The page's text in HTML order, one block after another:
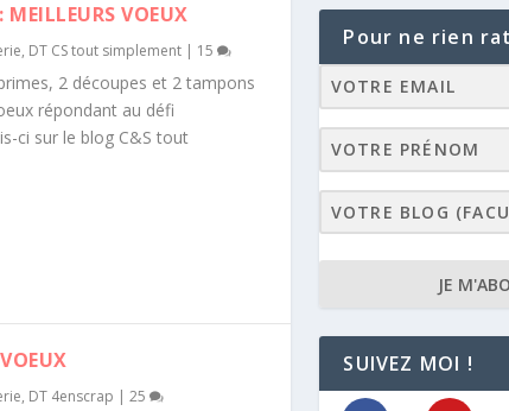
VOEUX
, DT CS tout simplement| 15
2 découpes et 2 tampons
répondant au défi
ci sur le blog C&S tout
, DT 4enscrap | 25
Pour ne rien
JE
SUIVEZ MOI !